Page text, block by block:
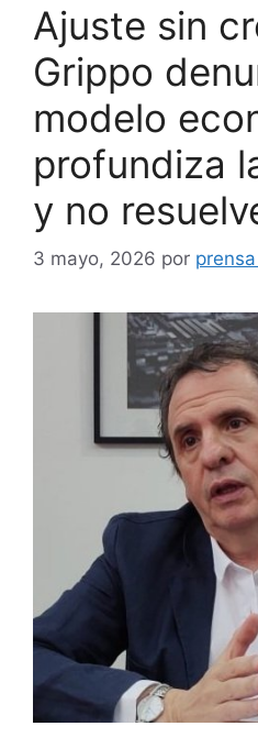
Ajuste sin
Grippo
modelo
profundiza
y no
3 mayo, 2026 por